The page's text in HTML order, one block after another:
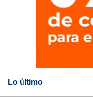
Lo último